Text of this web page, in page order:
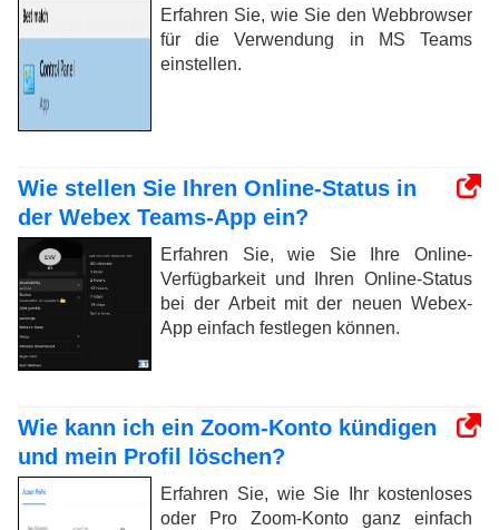
Erfahren Sie, wie Sie den Webbrowser
für die Verwendung in MS Teams
einstellen.
Wie stellen Sie Ihren Online-Status in
der Webex Teams-App ein?
Erfahren Sie, wie Sie Ihre Online-
Verfügbarkeit und Ihren Online-Status
bei der Arbeit mit der neuen Webex-
App einfach festlegen können.
Wie kann ich ein Zoom-Konto kündigen
und mein Profil löschen?
Erfahren Sie, wie Sie Ihr kostenloses
oder Pro Zoom-Konto ganz einfach